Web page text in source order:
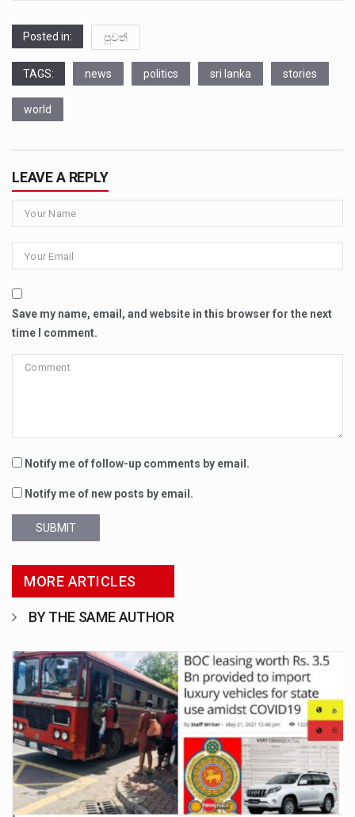
Posted in: පුවත්
TAGS: news politics sri lanka stories
world
LEAVE A REPLY
Save my name, email, and website in this browser for the next
time I comment.
Notify me of follow-up comments by email.
Notify me of new posts by email.
SUBMIT
MORE ARTICLES
BY THE SAME AUTHOR